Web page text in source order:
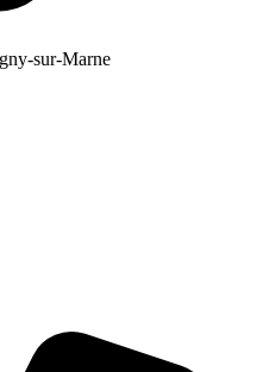
sur-Marne